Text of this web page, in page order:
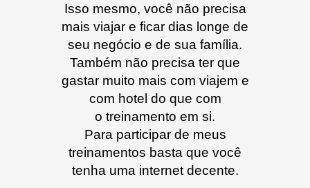
Isso mesmo, você não precisa
mais viajar e ficar dias longe de
seu negócio e de sua família.
Também não precisa ter que
gastar muito mais com viajem e
com hotel do que com
o treinamento em si.
Para participar de meus
treinamentos basta que você
tenha uma internet decente.